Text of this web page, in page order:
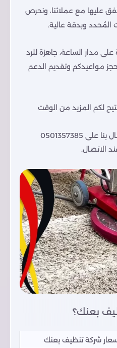
عليها مع عملائنا، ونحرص
المُحدد وبدقة عالية.
مدار الساعة، جاهزة للرد
مواعيدكم وتقديم الدعم
لكم المزيد من الوقت
للحجز والاستعلام، يُرجى الاتصال بنا على 0501357385
بعنك؟
شركة تنظيف بعنك